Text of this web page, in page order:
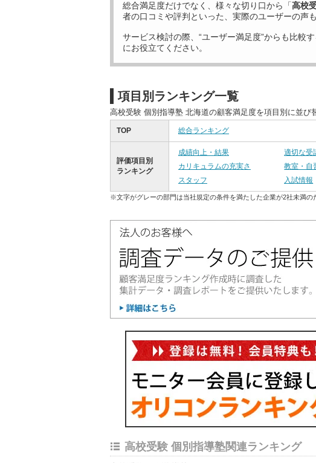
総合満足度だけでなく、様々な切り口から「高校
者の口コミや評判といった、実際のユーザーの声
サービス検討の際、“ユーザー満足度”からも比較
にお役立てください。
項目別ランキング一覧
高校受験 個別指導塾 北海道の顧客満足度を項目別に並び
TOP 総合ランキング
評価項目別
ランキング
成績向上・結果 適切な受
カリキュラムの充実さ
教室・自
スタッフ
入試情報
※文字がグレーの部門は当社規定の条件を満たした企業が2社未満の
高校受験 個別指導塾関連ランキング